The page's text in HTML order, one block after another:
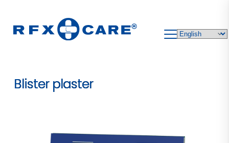
Blister plaster